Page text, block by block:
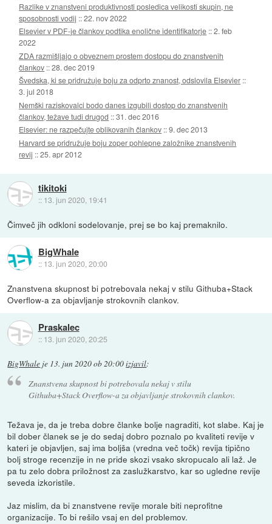
Razlike v znanstveni produktivnosti posledica velikosti skupin, ne
sposobnosti vodij ::22. nov 2022
Elsevier v PDF-je člankov podtika enolične identifikatorje ::2. feb
2022
ZDA razmišljajo o obveznem prostem dostopu do znanstvenih
člankov ::28. dec 2019
Švedska, ki se pridružuje boju za odprto znanost, odslovila Elsevier ::
3. jul 2018
Nemški raziskovalci bodo danes izgubili dostop do znanstvenih
člankov, težave tudi drugod ::31. dec 2016
Elsevier: ne razpečujte oblikovanih člankov ::9. dec 2013
Harvard se pridružuje boju zoper pohlepne založnike znanstvenih
revij ::25. apr 2012
tikitoki
:: 13. jun 2020, 19:41
Čimveč jih odkloni sodelovanje, prej se bo kaj premaknilo.
BigWhale
:: 13. jun 2020, 20:00
Znanstvena skupnost bi potrebovala nekaj v stilu Githuba+Stack
Overflow-a za objavljanje strokovnih clankov.
Praskalec
:: 13. jun 2020, 20:25
BigWhale je 13. jun 2020 ob 20:00izjavil:
Znanstvena skupnost bi potrebovala nekaj v stilu
Githuba+Stack Overflow-a za objavljanje strokovnih clankov.
Težava je, da je treba dobre članke bolje nagraditi, kot slabe. Kaj je
bil dober članek se je do sedaj dobro poznalo po kvaliteti revije v
kateri je objavljen, saj ima boljša (vredna več točk) revija tipično
bolj stroge recenzije in ne pride skozi vsako skropucalo ali laž. Je
pa tu zelo dobra priložnost za zaslužkarstvo, kar so ugledne revije
seveda izkoristile.
Jaz mislim, da bi znanstvene revije morale biti neprofitne
organizacije. To bi rešilo vsaj en del problemov.